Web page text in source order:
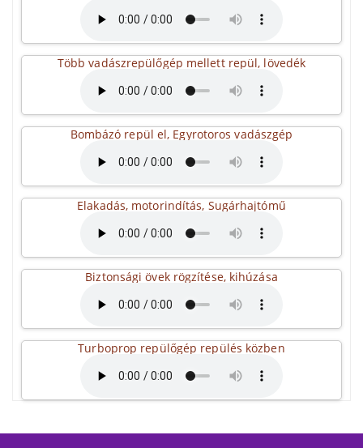
Több vadászrepülőgép mellett repül, lövedék
Bombázó repül el, Egyrotoros vadászgép
Elakadás, motorindítás, Sugárhajtómű
Biztonsági övek rögzítése, kihúzása
Turboprop repülőgép repülés közben